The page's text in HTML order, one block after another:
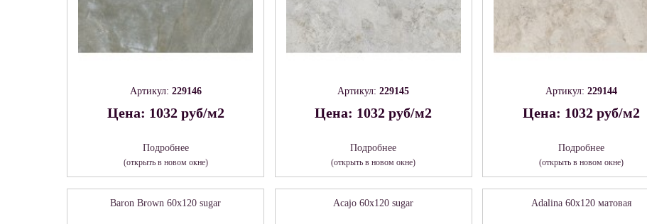
Артикул: 229146
Цена: 1032 руб/м2
Подробнее
(открыть в новом окне)
Артикул:229145
Цена: 1032 руб/м2
Подробнее
(открыть в новом окне)
Артикул: 229144
Цена: 1032 руб/м2
Подробнее
(открыть в новом окне)
Baron Brown 60х120 sugar Acajo 60х120 sugar Adalina 60х120 матовая